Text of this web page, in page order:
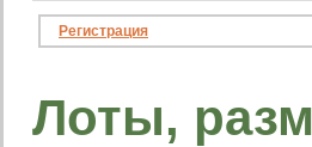
Регистрация
Лоты,